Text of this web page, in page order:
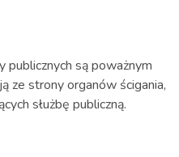
publicznych są poważnym
ze strony organów ścigania,
służbę publiczną.